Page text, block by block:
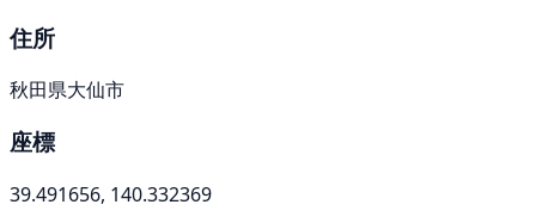
住所
秋田県大仙市
座標
39.491656, 140.332369